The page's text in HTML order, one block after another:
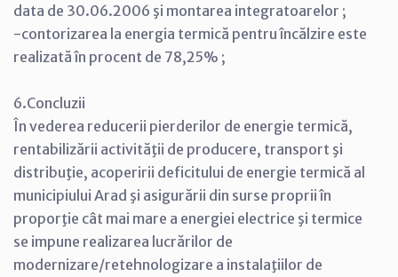
data de 30.06.2006 şi montarea integratoarelor ;
-contorizarea la energia termică pentru încălzire este
realizată în procent de 78,25% ;
6.Concluzii
În vederea reducerii pierderilor de energie termică,
rentabilizării activităţii de producere, transport şi
distribuţie, acoperirii deficitului de energie termică al
municipiului Arad şi asigurării din surse proprii în
proporţie cât mai mare a energiei electrice şi termice
se impune realizarea lucrărilor de
modernizare/retehnologizare a instalaţiilor de